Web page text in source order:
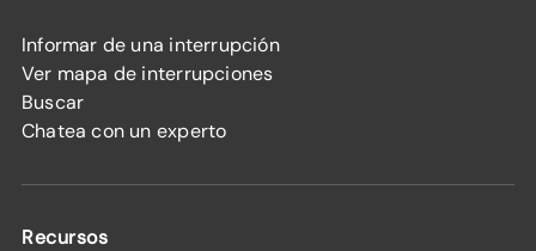
Informar de una interrupción
Ver mapa de interrupciones
Buscar
Chatea con un experto
Recursos